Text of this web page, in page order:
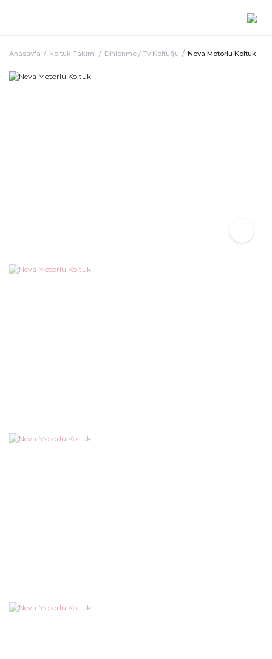
Anasayfa Koltuk Takımı Dinlenme / Tv Koltuğu Neva Motorlu Koltuk